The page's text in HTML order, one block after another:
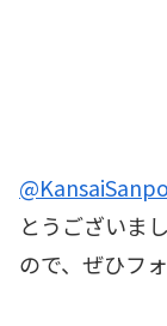
@KansaiSanpo
とうございま
ので、ぜひフ